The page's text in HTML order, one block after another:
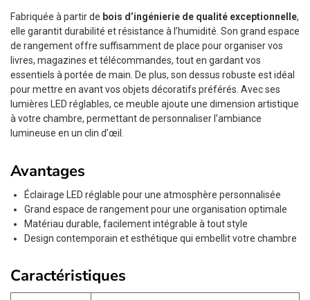
Fabriquée à partir de bois d’ingénierie de qualité exceptionnelle,
elle garantit durabilité et résistance à l’humidité. Son grand espace
de rangement offre suffisamment de place pour organiser vos
livres, magazines et télécommandes, tout en gardant vos
essentiels à portée de main. De plus, son dessus robuste est idéal
pour mettre en avant vos objets décoratifs préférés. Avec ses
lumières LED réglables, ce meuble ajoute une dimension artistique
à votre chambre, permettant de personnaliser l’ambiance
lumineuse en un clin d’œil.
Avantages
Éclairage LED réglable pour une atmosphère personnalisée
Grand espace de rangement pour une organisation optimale
Matériau durable, facilement intégrable à tout style
Design contemporain et esthétique qui embellit votre chambre
Caractéristiques